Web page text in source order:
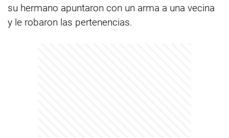
su hermano apuntaron con un arma a una vecina
y le robaron las pertenencias.